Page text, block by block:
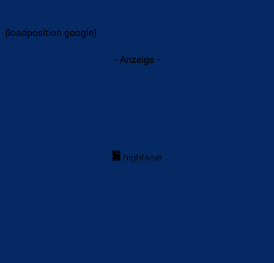
{loadposition google}
- Anzeige -